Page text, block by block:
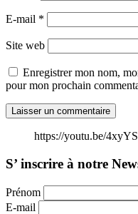
E-mail *
Site web
Enregistrer mon nom,
pour mon prochain
https://youtu.be/
S’ inscrire à notre
Prénom
E-mail